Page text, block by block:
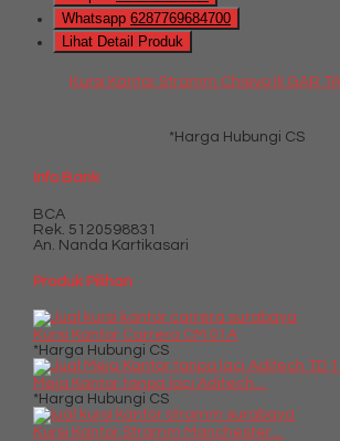
Whatsapp 6287769684700
Lihat Detail Produk
Kursi Kantor Stramm Chievo III GAR
*Harga Hubungi CS
Info Bank
BCA
Rek. 5120598831
An. Nanda Kartikasari
Produk Pilihan
Kursi Kantor Carrera CM 01A
*Harga Hubungi CS
Meja Kantor tanpa laci Aditech....
*Harga Hubungi CS
Kursi Kantor Stramm Manchester....